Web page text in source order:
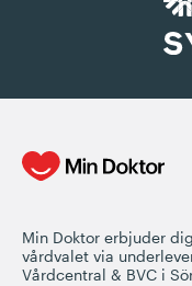
Min Doktor erbjuder
vårdvalet via
Vårdcentral & BVC i